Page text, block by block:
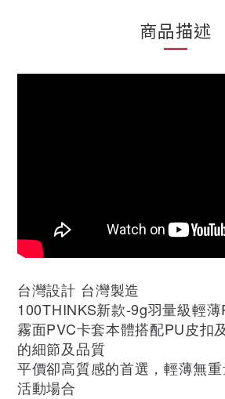
商品描述
台灣設計 台灣製造
100THINKS新款-9g羽量級輕
霧面PVC卡套本體搭配PU皮扣
的細節及品質
平價卻高質感的首選，輕薄無
活動場合